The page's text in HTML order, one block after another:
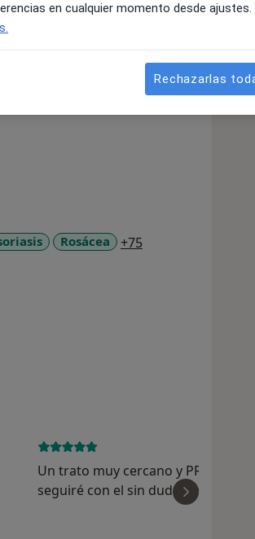
y se sienta acompañado
Rosácea +75
Un trato muy cercano y
seguiré con el sin dudas espero
en cualquier momento desde
Rechazarlas